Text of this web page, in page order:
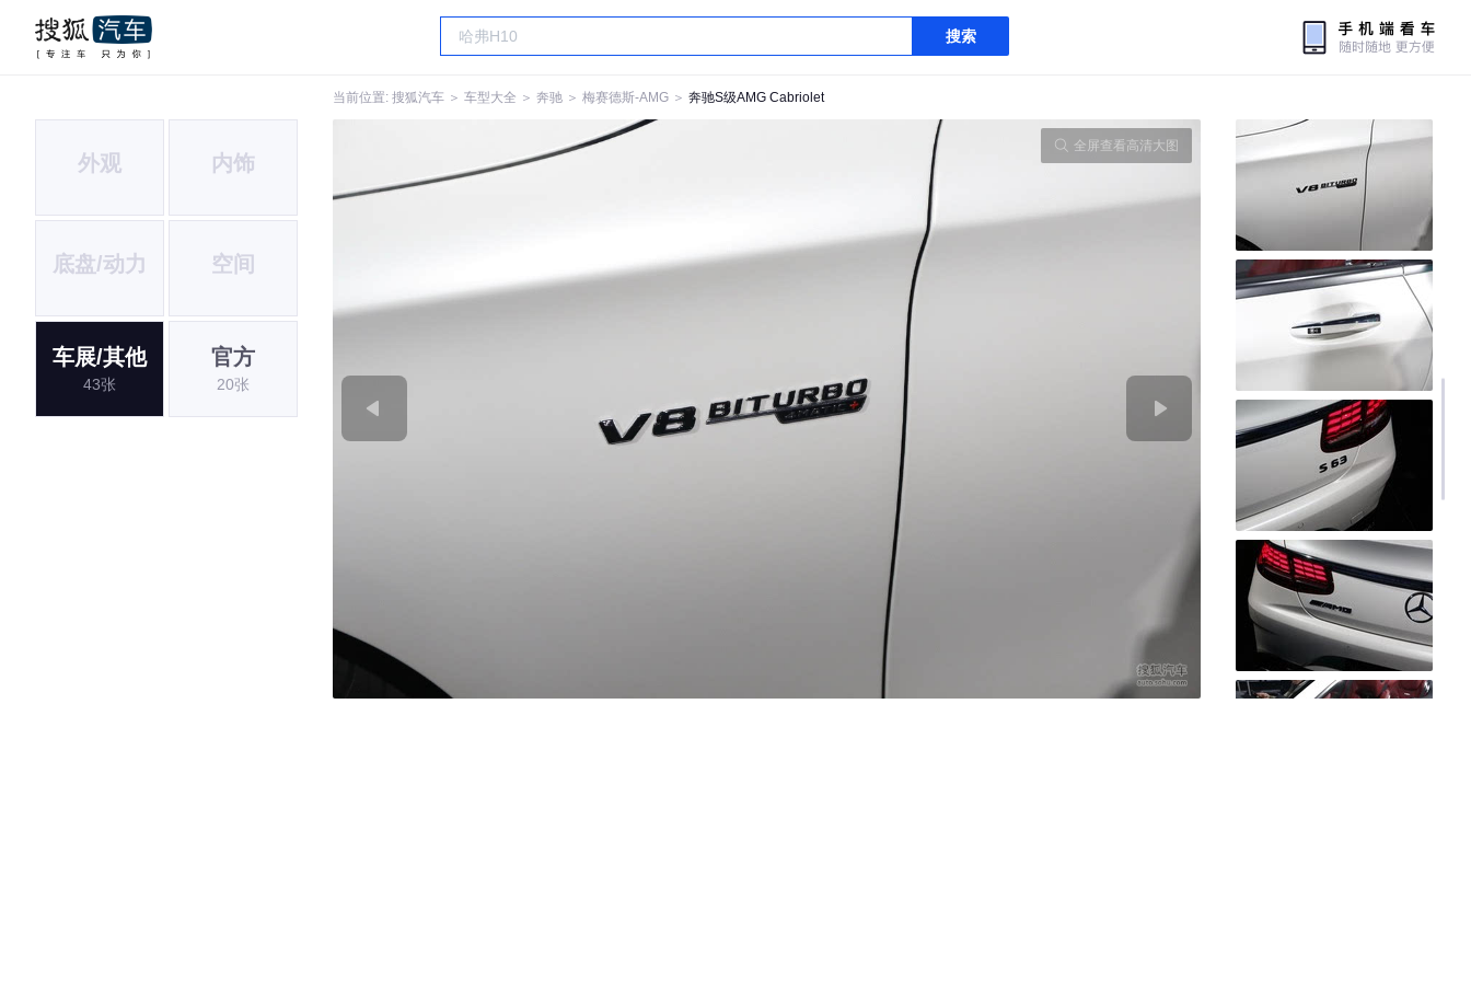
搜索
当前位置: 搜狐汽车 ＞ 车型大全 ＞ 奔驰 ＞ 梅赛德斯-AMG ＞ 奔驰S级AMG Cabriolet
外观 内饰
底盘/动力 空间
车展/其他
43张
官方
20张
全屏查看高清大图